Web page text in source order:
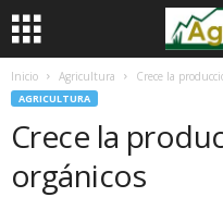
Inicio Agricultura Crece la
AGRICULTURA
Crece la
orgánicos